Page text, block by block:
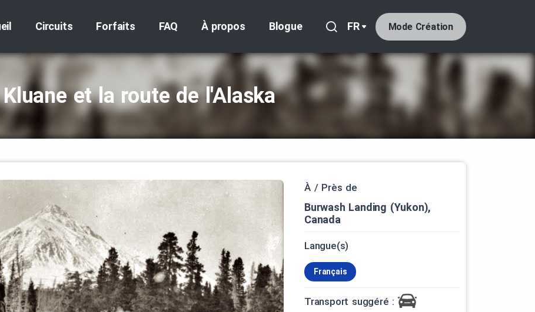
Circuits Forfaits FAQ À propos Blogue FR Mode Création
Kluane et la route de l'Alaska
À / Près de
Burwash Landing (Yukon),
Canada
Langue(s)
Français
Transport suggéré :